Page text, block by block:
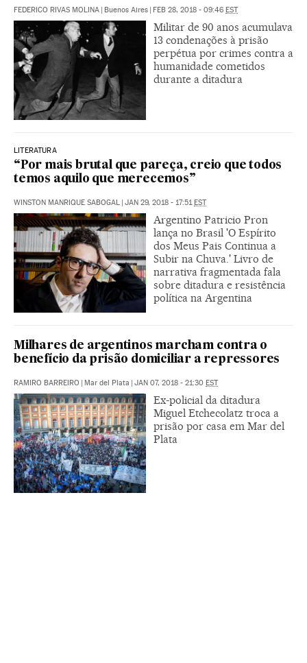
FEDERICO RIVAS MOLINA | Buenos Aires | FEB 28, 2018 - 09:46 EST
Militar de 90 anos acumulava
13 condenações à prisão
perpétua por crimes contra a
humanidade cometidos
durante a ditadura
LITERATURA
“Por mais brutal que pareça, creio que todos
temos aquilo que merecemos”
WINSTON MANRIQUE SABOGAL | JAN 29, 2018 - 17:51 EST
Argentino Patricio Pron
lança no Brasil 'O Espírito
dos Meus Pais Continua a
Subir na Chuva.' Livro de
narrativa fragmentada fala
sobre ditadura e resistência
política na Argentina
Milhares de argentinos marcham contra o
benefício da prisão domiciliar a repressores
RAMIRO BARREIRO | Mar del Plata | JAN 07, 2018 - 21:30 EST
Ex-policial da ditadura
Miguel Etchecolatz troca a
prisão por casa em Mar del
Plata